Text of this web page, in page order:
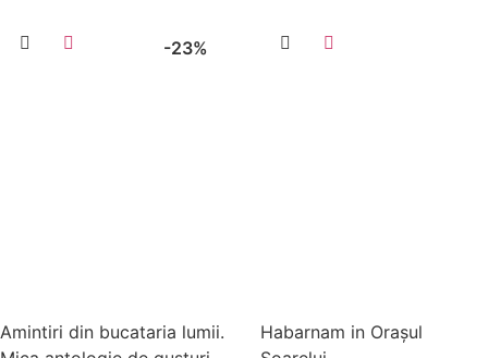
-23%
Amintiri din bucataria lumii.
Habarnam in Orașul